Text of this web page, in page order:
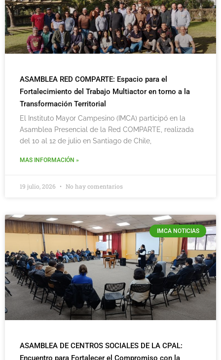
ASAMBLEA RED COMPARTE: Espacio para el
Fortalecimiento del Trabajo Multiactor en torno a la
Transformación Territorial
El Instituto Mayor Campesino (IMCA) participó en la
Asamblea Presencial de la Red COMPARTE, realizada
del 10 al 12 de julio en Santiago de Chile,
MAS INFORMACIÓN »
19 julio, 2026 No hay comentarios
IMCA NOTICIAS
ASAMBLEA DE CENTROS SOCIALES DE LA CPAL:
Encuentro para Fortalecer el Compromiso con la